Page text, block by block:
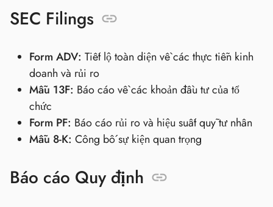
SEC Filings
Form ADV: Tiết lộ toàn diện về các thực tiễn kinh
doanh và rủi ro
Mẫu 13F: Báo cáo về các khoản đầu tư của tổ
chức
Form PF: Báo cáo rủi ro và hiệu suất quỹ tư nhân
Mẫu 8-K: Công bố sự kiện quan trọng
Báo cáo Quy định